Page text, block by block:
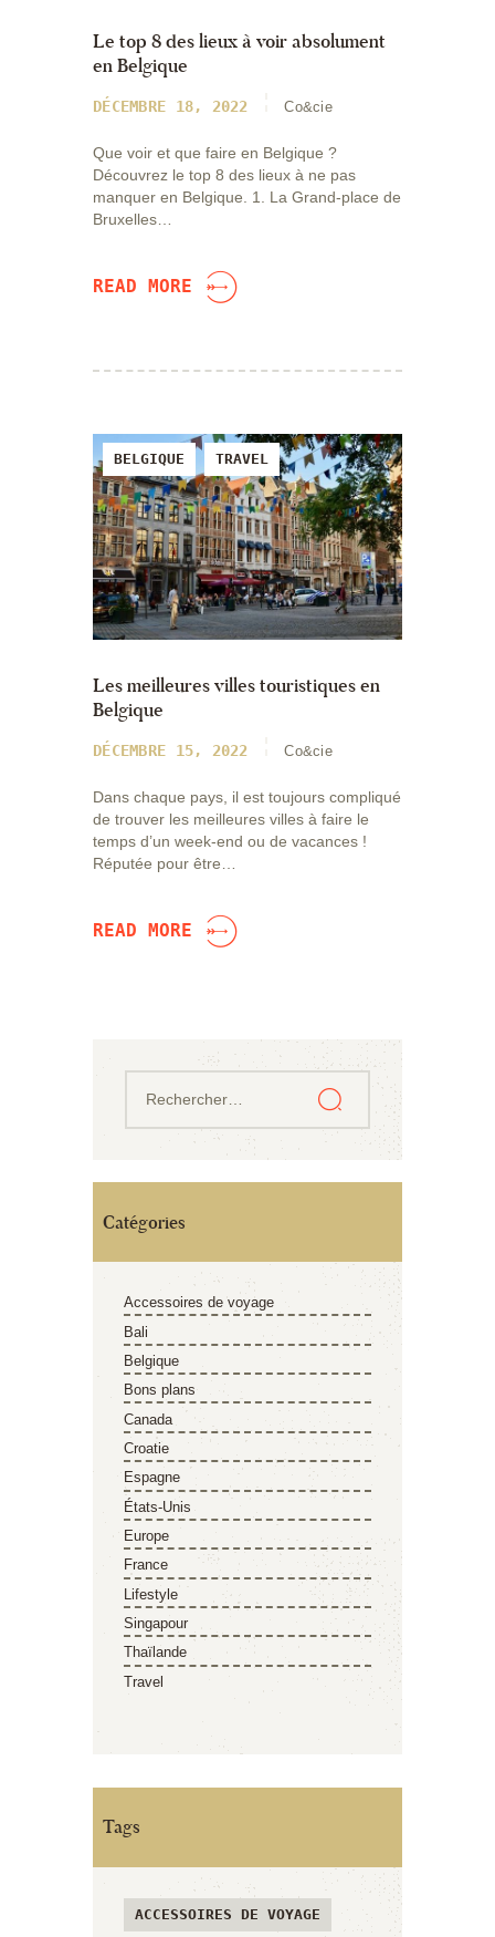
Le top 8 des lieux à voir absolument
en Belgique
DÉCEMBRE 18, 2022 Co&cie
Que voir et que faire en Belgique ?
Découvrez le top 8 des lieux à ne pas
manquer en Belgique. 1. La Grand-place de
Bruxelles…
READ MORE
BELGIQUE TRAVEL
Les meilleures villes touristiques en
Belgique
DÉCEMBRE 15, 2022 Co&cie
Dans chaque pays, il est toujours compliqué
de trouver les meilleures villes à faire le
temps d’un week-end ou de vacances !
Réputée pour être…
READ MORE
Catégories
Accessoires de voyage
Bali
Belgique
Bons plans
Canada
Croatie
Espagne
États-Unis
Europe
France
Lifestyle
Singapour
Thaïlande
Travel
Tags
ACCESSOIRES DE VOYAGE